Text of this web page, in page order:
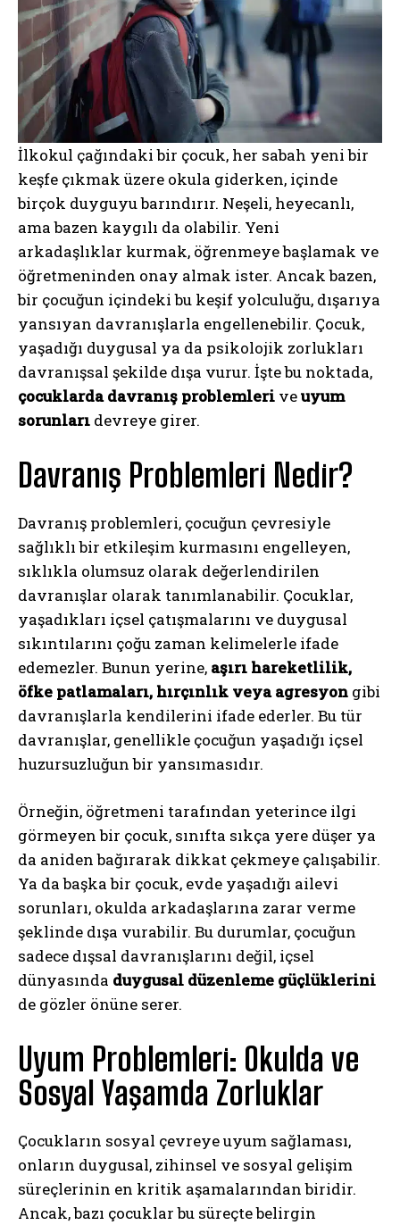
İlkokul çağındaki bir çocuk, her sabah yeni bir
keşfe çıkmak üzere okula giderken, içinde
birçok duyguyu barındırır. Neşeli, heyecanlı,
ama bazen kaygılı da olabilir. Yeni
arkadaşlıklar kurmak, öğrenmeye başlamak ve
öğretmeninden onay almak ister. Ancak bazen,
bir çocuğun içindeki bu keşif yolculuğu, dışarıya
yansıyan davranışlarla engellenebilir. Çocuk,
yaşadığı duygusal ya da psikolojik zorlukları
davranışsal şekilde dışa vurur. İşte bu noktada,
çocuklarda davranış problemleri veuyum
sorunları devreye girer.
Davranış Problemleri Nedir?
Davranış problemleri, çocuğun çevresiyle
sağlıklı bir etkileşim kurmasını engelleyen,
sıklıkla olumsuz olarak değerlendirilen
davranışlar olarak tanımlanabilir. Çocuklar,
yaşadıkları içsel çatışmalarını ve duygusal
sıkıntılarını çoğu zaman kelimelerle ifade
edemezler. Bunun yerine, aşırı hareketlilik,
öfke patlamaları, hırçınlık veya agresyon gibi
davranışlarla kendilerini ifade ederler. Bu tür
davranışlar, genellikle çocuğun yaşadığı içsel
huzursuzluğun bir yansımasıdır.
Örneğin, öğretmeni tarafından yeterince ilgi
görmeyen bir çocuk, sınıfta sıkça yere düşer ya
da aniden bağırarak dikkat çekmeye çalışabilir.
Ya da başka bir çocuk, evde yaşadığı ailevi
sorunları, okulda arkadaşlarına zarar verme
şeklinde dışa vurabilir. Bu durumlar, çocuğun
sadece dışsal davranışlarını değil, içsel
dünyasında duygusal düzenleme güçlüklerini
de gözler önüne serer.
Uyum Problemleri: Okulda ve
Sosyal Yaşamda Zorluklar
Çocukların sosyal çevreye uyum sağlaması,
onların duygusal, zihinsel ve sosyal gelişim
süreçlerinin en kritik aşamalarından biridir.
Ancak, bazı çocuklar bu süreçte belirgin